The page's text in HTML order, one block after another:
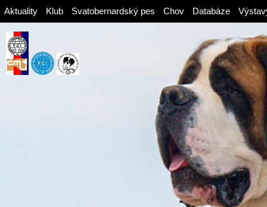
Aktuality Klub Svatobernardský pes Chov Databáze